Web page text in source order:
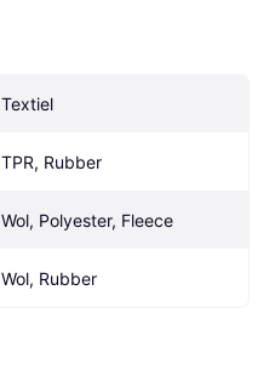
Textiel
TPR, Rubber
Wol, Polyester, Fleece
Wol, Rubber